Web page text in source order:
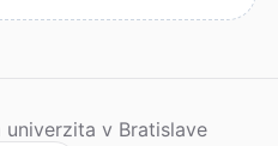
v Bratislave